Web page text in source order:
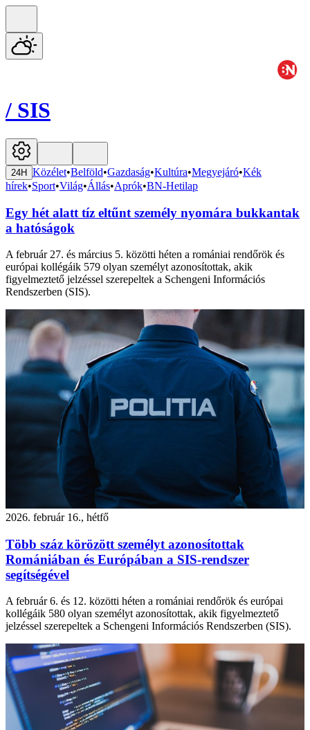
/ SIS
24H Közélet•Belföld•Gazdaság•Kultúra•Megyejáró•Kék
hírek•Sport•Világ•Állás•Aprók•BN-Hetilap
Egy hét alatt tíz eltűnt személy nyomára bukkantak
a hatóságok
A február 27. és március 5. közötti héten a romániai rendőrök és
európai kollégáik 579 olyan személyt azonosítottak, akik
figyelmeztető jelzéssel szerepeltek a Schengeni Információs
Rendszerben (SIS).
2026. február 16., hétfő
Több száz körözött személyt azonosítottak
Romániában és Európában a SIS-rendszer
segítségével
A február 6. és 12. közötti héten a romániai rendőrök és európai
kollégáik 580 olyan személyt azonosítottak, akik figyelmeztető
jelzéssel szerepeltek a Schengeni Információs Rendszerben (SIS).